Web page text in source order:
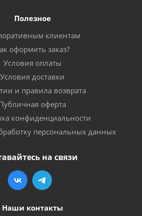
Полезное
клиентам
оформить заказ?
Условия оплаты
Условия доставки
и правила возврата
оферта
конфиденциальности
персональных данных
на связи
Наши контакты